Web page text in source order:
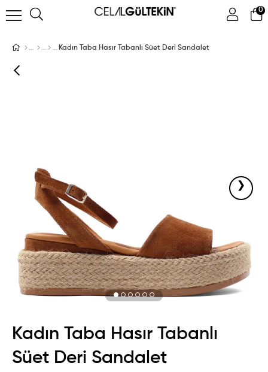
0
ÜYE GIRIŞI ÜYE OL Facebook İle Bağlan
Kadın Taba Hasır Tabanlı Süet Deri Sandalet
›
Kadın Taba Hasır Tabanlı
Süet Deri Sandalet